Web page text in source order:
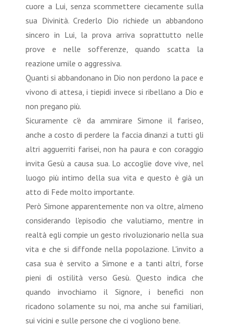
cuore a Lui, senza scommettere ciecamente sulla
sua Divinità. Crederlo Dio richiede un abbandono
sincero in Lui, la prova arriva soprattutto nelle
prove e nelle sofferenze, quando scatta la
reazione umile o aggressiva.
Quanti si abbandonano in Dio non perdono la pace e
vivono di attesa, i tiepidi invece si ribellano a Dio e
non pregano più.
Sicuramente c'è da ammirare Simone il fariseo,
anche a costo di perdere la faccia dinanzi a tutti gli
altri agguerriti farisei, non ha paura e con coraggio
invita Gesù a causa sua. Lo accoglie dove vive, nel
luogo più intimo della sua vita e questo è già un
atto di Fede molto importante.
Però Simone apparentemente non va oltre, almeno
considerando l'episodio che valutiamo, mentre in
realtà egli compie un gesto rivoluzionario nella sua
vita e che si diffonde nella popolazione. L'invito a
casa sua è servito a Simone e a tanti altri, forse
pieni di ostilità verso Gesù. Questo indica che
quando invochiamo il Signore, i benefici non
ricadono solamente su noi, ma anche sui familiari,
sui vicini e sulle persone che ci vogliono bene.